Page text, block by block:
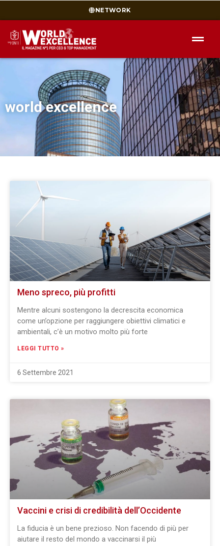
NETWORK
world excellence
Meno spreco, più profitti
Mentre alcuni sostengono la decrescita economica
come un’opzione per raggiungere obiettivi climatici e
ambientali, c’è un motivo molto più forte
LEGGI TUTTO »
6 Settembre 2021
Vaccini e crisi di credibilità dell’Occidente
La fiducia è un bene prezioso. Non facendo di più per
aiutare il resto del mondo a vaccinarsi il più